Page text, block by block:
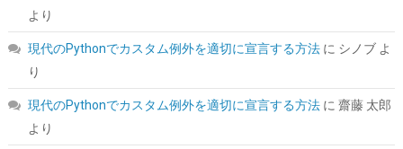
)
より
現代のPythonでカスタム例外を適切に宣言する方法に シノブよ
り
現代のPythonでカスタム例外を適切に宣言する方法に 齋藤 太郎
より